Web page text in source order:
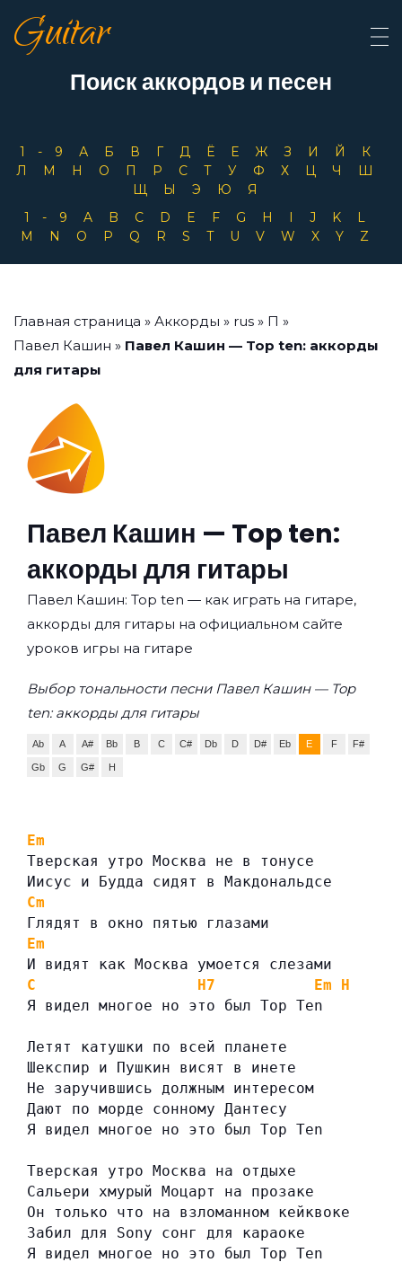
Guitar
Поиск аккордов и песен
1-9 А Б В Г Д Ё Е Ж З И Й
К
Л
М Н О П Р С Т У Ф Х Ц Ч
Ш
Щ
Ы Э Ю
Я
1-9
A B C D E F G H I J K
L
M
N O P Q R S T U V W X Y Z
Главная страница » Аккорды » rus » П »
Павел Кашин » Павел Кашин — Top ten: аккорды
для гитары
Павел Кашин — Top ten:
аккорды для гитары
Павел Кашин: Top ten — как играть на гитаре,
аккорды для гитары на официальном сайте
уроков игры на гитаре
Выбор тональности песни Павел Кашин — Top
ten: аккорды для гитары
Ab A A# Bb B C C# Db D D# Eb E F F#
Gb G G# H
Em
Тверская утро Москва не в тонусе
Иисус и Будда сидят в Макдональдсе
Cm
Глядят в окно пятью глазами
Em
И видят как Москва умоется слезами
C
H7 Em
H
Я видел многое но это был Top Ten
Летят катушки по всей планете
Шекспир и Пушкин висят в инете
Не заручившись должным интересом
Дают по морде сонному Дантесу
Я видел многое но это был Top Ten
Тверская утро Москва на отдыхе
Сальери хмурый Моцарт на прозаке
Он только что на взломанном кейквоке
Забил для Sony сонг для караоке
Я видел многое но это был Top Ten